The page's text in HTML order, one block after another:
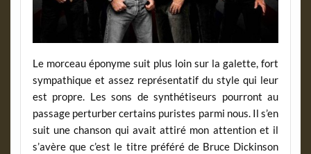
Le morceau éponyme suit plus loin sur la galette, fort
sympathique et assez représentatif du style qui leur
est propre. Les sons de synthétiseurs pourront au
passage perturber certains puristes parmi nous. Il s’en
suit une chanson qui avait attiré mon attention et il
s’avère que c’est le titre préféré de Bruce Dickinson